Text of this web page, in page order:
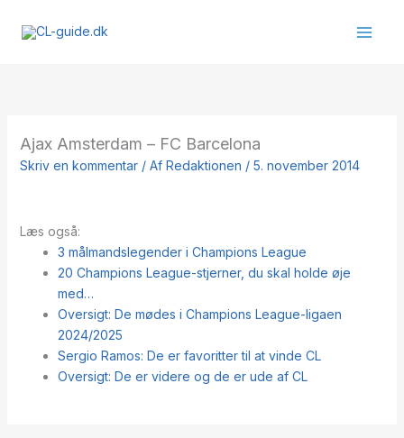
Ajax Amsterdam – FC Barcelona
Skriv en kommentar / Af Redaktionen / 5. november 2014
Læs også:
3 målmandslegender i Champions League
20 Champions League-stjerner, du skal holde øje
med…
Oversigt: De mødes i Champions League-ligaen
2024/2025
Sergio Ramos: De er favoritter til at vinde CL
Oversigt: De er videre og de er ude af CL